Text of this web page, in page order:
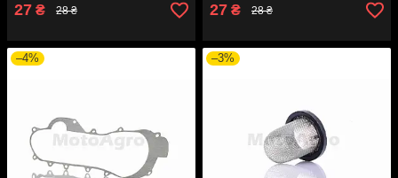
27 ₴ 28 ₴ 27 ₴ 28 ₴
–4% –3%